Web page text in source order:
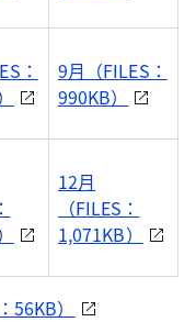
：
9月（FILES：
990KB）
12月
（FILES：
1,071KB）
）